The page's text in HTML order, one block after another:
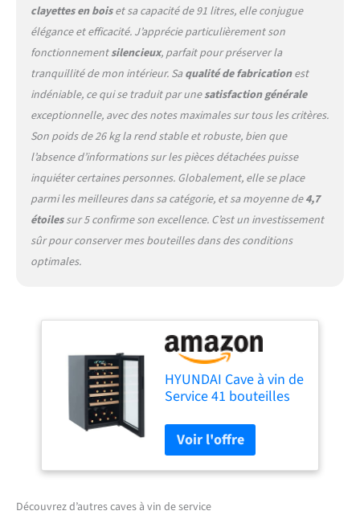
clayettes en boiset sa capacité de 91 litres, elle conjugue
élégance et efficacité. J’apprécie particulièrement son
fonctionnementsilencieux, parfait pour préserver la
tranquillité de mon intérieur. Saqualité de fabricationest
indéniable, ce qui se traduit par unesatisfaction générale
exceptionnelle, avec des notes maximales sur tous les critères.
Son poids de 26 kg la rend stable et robuste, bien que
l’absence d’informations sur les pièces détachées puisse
inquiéter certaines personnes. Globalement, elle se place
parmi les meilleures dans sa catégorie, et sa moyenne de4,7
étoilessur 5 confirme son excellence. C’est un investissement
sûr pour conserver mes bouteilles dans des conditions
optimales.
HYUNDAI Cave à vin de
Service 41 bouteilles
Clayettes en bois
Découvrez d’autres caves à vin de service